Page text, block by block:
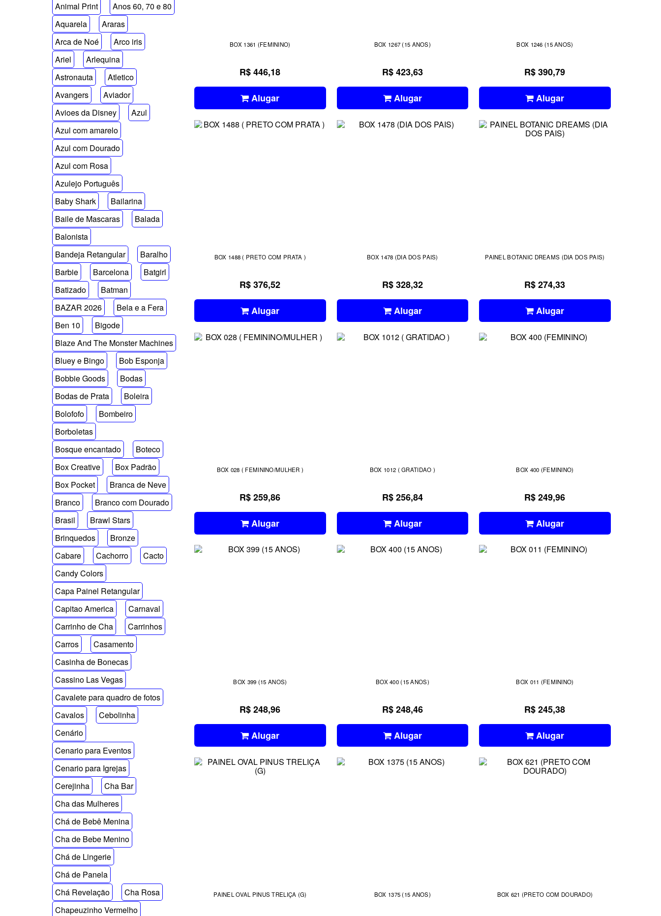
Animal Print
Anos 60, 70 e 80
Aquarela
Araras
Arca de Noé
Arco iris
Ariel
Arlequina
Astronauta
Atletico
Avangers
Aviador
Avioes da Disney
Azul
Azul com amarelo
Azul com Dourado
Azul com Rosa
Azulejo Português
Baby Shark
Bailarina
Baile de Mascaras
Balada
Balonista
Bandeja Retangular
Baralho
Barbie
Barcelona
Batgirl
Batizado
Batman
BAZAR 2026
Bela e a Fera
Ben 10
Bigode
Blaze And The Monster Machines
Bluey e Bingo
Bob Esponja
Bobbie Goods
Bodas
Bodas de Prata
Boleira
Bolofofo
Bombeiro
Borboletas
Bosque encantado
Boteco
Box Creative
Box Padrão
Box Pocket
Branca de Neve
Branco
Branco com Dourado
Brasil
Brawl Stars
Brinquedos
Bronze
Cabare
Cachorro
Cacto
Candy Colors
Capa Painel Retangular
Capitao America
Carnaval
Carrinho de Cha
Carrinhos
Carros
Casamento
Casinha de Bonecas
Cassino Las Vegas
Cavalete para quadro de fotos
Cavalos
Cebolinha
Cenário
Cenario para Eventos
Cenario para Igrejas
Cerejinha
Cha Bar
Cha das Mulheres
Chá de Bebê Menina
Cha de Bebe Menino
Chá de Lingerie
Chá de Panela
Chá Revelação
Cha Rosa
Chapeuzinho Vermelho
BOX 1361 (FEMININO)
R$ 446,18
Alugar
BOX 1267 (15 ANOS)
R$ 423,63
Alugar
BOX 1246 (15 ANOS)
R$ 390,79
Alugar
BOX 1488 ( PRETO COM PRATA )
R$ 376,52
Alugar
BOX 1478 (DIA DOS PAIS)
R$ 328,32
Alugar
PAINEL BOTANIC DREAMS (DIA DOS PAIS)
R$ 274,33
Alugar
BOX 028 ( FEMININO/MULHER )
R$ 259,86
Alugar
BOX 1012 ( GRATIDAO )
R$ 256,84
Alugar
BOX 400 (FEMININO)
R$ 249,96
Alugar
BOX 399 (15 ANOS)
R$ 248,96
Alugar
BOX 400 (15 ANOS)
R$ 248,46
Alugar
BOX 011 (FEMININO)
R$ 245,38
Alugar
PAINEL OVAL PINUS TRELIÇA (G) BOX 1375 (15 ANOS) BOX 621 (PRETO COM DOURADO)